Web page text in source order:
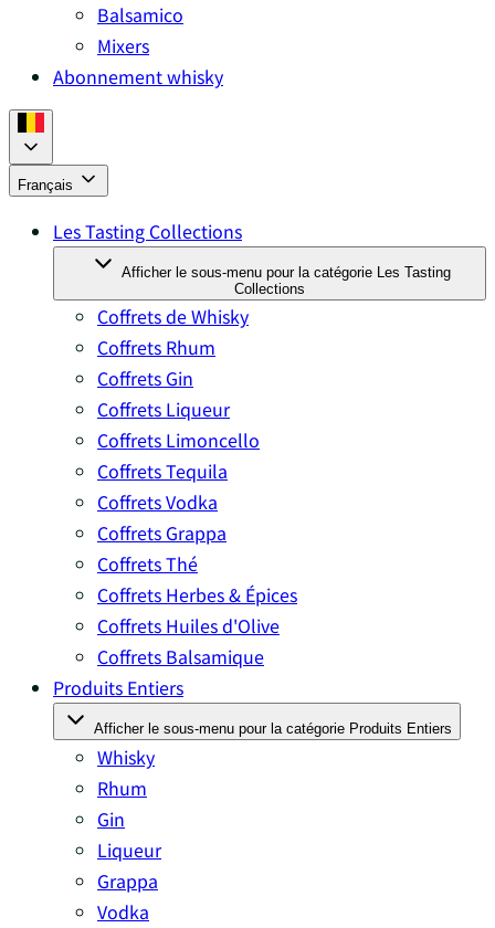
Balsamico
Mixers
Abonnement whisky
Français
Les Tasting Collections
Afficher le sous-menu pour la catégorie Les Tasting
Collections
Coffrets de Whisky
Coffrets Rhum
Coffrets Gin
Coffrets Liqueur
Coffrets Limoncello
Coffrets Tequila
Coffrets Vodka
Coffrets Grappa
Coffrets Thé
Coffrets Herbes & Épices
Coffrets Huiles d'Olive
Coffrets Balsamique
Produits Entiers
Afficher le sous-menu pour la catégorie Produits Entiers
Whisky
Rhum
Gin
Liqueur
Grappa
Vodka